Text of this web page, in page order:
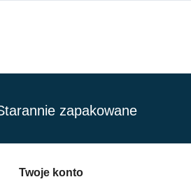
zapakowane
Twoje konto